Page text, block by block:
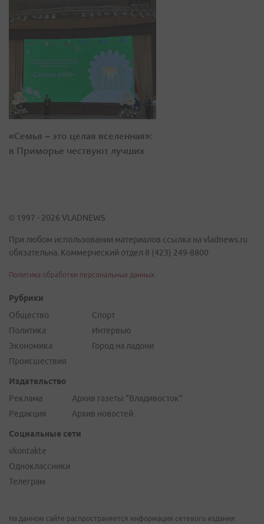
«Семья – это целая вселенная»:
в Приморье чествуют лучших
© 1997 - 2026 VLADNEWS
При любом использовании материалов ссылка на vladnews.ru
обязательна. Коммерческий отдел 8 (423) 249-8800
Политика обработки персональных данных
Рубрики
Общество
Политика
Экономика
Происшествия
Спорт
Интервью
Город на ладони
Издательство
Реклама
Редакция
Архив газеты "Владивосток"
Архив новостей
Социальные сети
vkontakte
Одноклассники
Телеграм
На данном сайте распространяется информация сетевого издания